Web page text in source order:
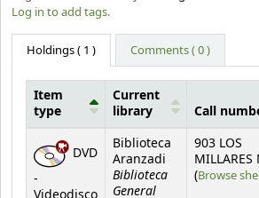
Log in to add tags.
Holdings( 1 ) Comments ( 0 )
Holdings
Item
type
Current
library
Call
DVD
-
Biblioteca
Aranzadi
Biblioteca
General
903 LOS
MILLARES
(Browse